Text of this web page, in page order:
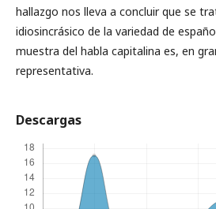
hallazgo nos lleva a concluir que se
idiosincrásico de la variedad de
muestra del habla capitalina es, en
representativa.
Descargas